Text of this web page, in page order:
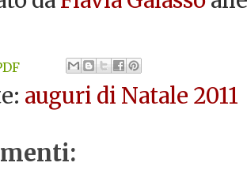
auguri di Natale 2011